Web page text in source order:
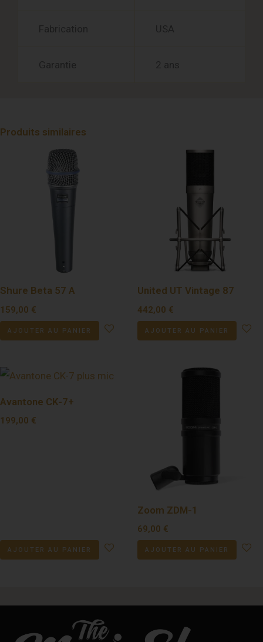
Fabrication USA
Garantie 2 ans
Produits similaires
Shure Beta 57 A
159,00 €
AJOUTER AU PANIER
United UT Vintage 87
442,00 €
AJOUTER AU PANIER
Avantone CK-7+
199,00 €
AJOUTER AU PANIER
Zoom ZDM-1
69,00 €
AJOUTER AU PANIER